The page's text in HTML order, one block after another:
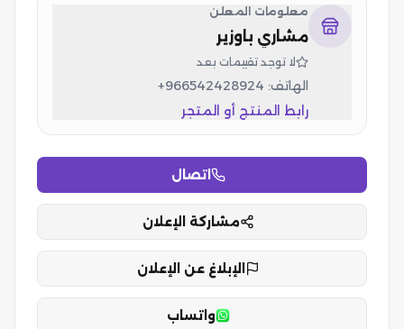
معلومات المعلن
مشاري باوزير
لا توجد تقييمات بعد
الهاتف: +966542428924
رابط المنتج أو المتجر
اتصال
مشاركة الإعلان
الإبلاغ عن الإعلان
واتساب